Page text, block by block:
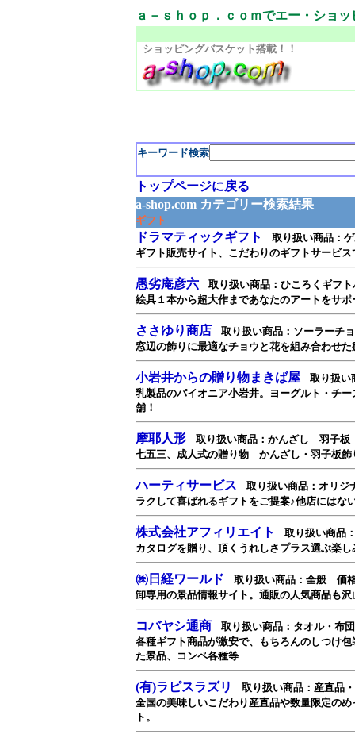
ａ－ｓｈｏｐ．ｃｏｍでエー・ショッ
ショッピングバスケット搭載！！
キーワード検索
トップページに戻る
a-shop.com カテゴリー検索結果
ギフト
ドラマティックギフト
取り扱い商品：
ギフト販売サイト、こだわりのギフトサービ
愚劣庵彦六
取り扱い商品：ひころくギフ
絵具１本から超大作まであなたのアートをサポ
ささゆり商店
取り扱い商品：ソーラーチ
窓辺の飾りに最適なチョウと花を組み合わせ
小岩井からの贈り物まきば屋
取り扱
乳製品のパイオニア小岩井。ヨーグルト・チ
舗！
摩耶人形
取り扱い商品：かんざし 羽子
七五三、成人式の贈り物 かんざし・羽子板飾
ハーティサービス
取り扱い商品：オリ
ラクして喜ばれるギフトをご提案♪他店にはな
株式会社アフィリエイト
取り扱い商品
カタログを贈り、頂くうれしさプラス選ぶ楽
㈱日経ワールド
取り扱い商品：全般 価
卸専用の景品情報サイト。通販の人気商品も
コバヤシ通商
取り扱い商品：タオル・布
各種ギフト商品が激安で、もちろんのしつけ
た景品、コンペ各種等
(有)ラピスラズリ
取り扱い商品：産直品
全国の美味しいこだわり産直品や数量限定の
ト。